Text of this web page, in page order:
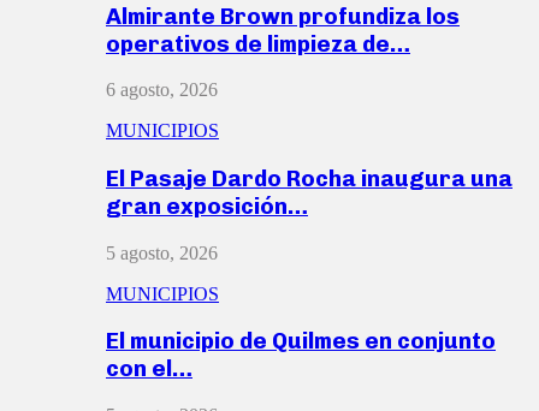
Almirante Brown profundiza los
operativos de limpieza de…
6 agosto, 2026
MUNICIPIOS
El Pasaje Dardo Rocha inaugura una
gran exposición…
5 agosto, 2026
MUNICIPIOS
El municipio de Quilmes en conjunto
con el…